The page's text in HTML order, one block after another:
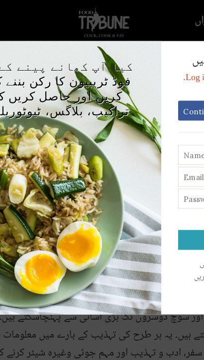
کیا آپ کھانے پینے
فوڈ ٹریبیون کا رکن
کریں اور حاصل کریں
تراکیب، بلاگس،
Log
جنہیں
کرنا چاہیے:
سوچ دوسروں تک بڑی آسانی سے پہنچاسکتے
ہیں۔ یہ ہر طرح کی تہذیب کے بارے میں معلومات
ادب و تہذیب اور مہم جوئی وغیرہ شیئر کرنے